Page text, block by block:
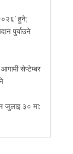
हुने;
पुर्याउने
सेप्टेम्बर
जुलाइ ३० मा: